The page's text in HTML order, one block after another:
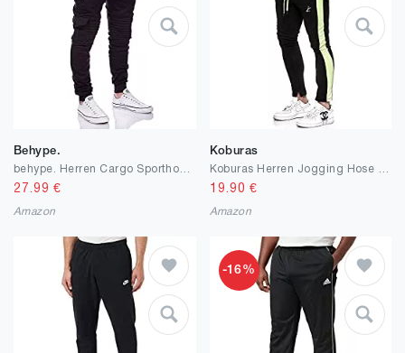
Behype.
27.99 €
Amazon
Koburas
19.90 €
Amazon
-16%